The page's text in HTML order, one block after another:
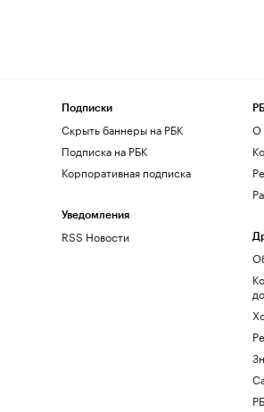
Подписки
Скрыть баннеры на РБК
Подписка на РБК
Корпоративная подписка
Уведомления
RSS Новости
О